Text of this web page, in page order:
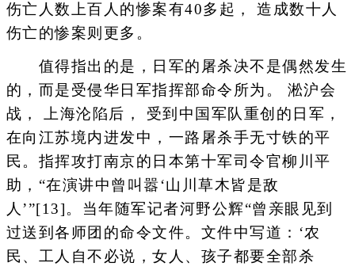
伤亡人数上百人的惨案有40多起， 造成数十人
伤亡的惨案则更多。
值得指出的是，日军的屠杀决不是偶然发生
的，而是受侵华日军指挥部命令所为。 淞沪会
战， 上海沦陷后， 受到中国军队重创的日军，
在向江苏境内进发中，一路屠杀手无寸铁的平
民。指挥攻打南京的日本第十军司令官柳川平
助，“在演讲中曾叫嚣‘山川草木皆是敌
人’”[13]。当年随军记者河野公辉“曾亲眼见到
过送到各师团的命令文件。文件中写道：‘农
民、工人自不必说，女人、孩子都要全部杀